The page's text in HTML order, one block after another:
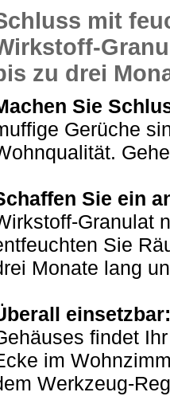
mit
zu drei
Sie
Gerüche
Sie ein
Granulat
Sie
Monate lang
einsetzbar:
findet
im
Werkzeug-